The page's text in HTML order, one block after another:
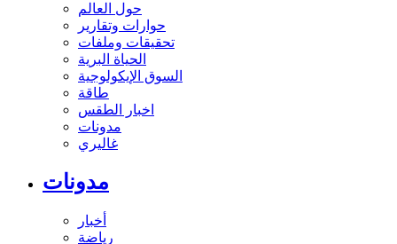
حول العالم
حوارات وتقارير
تحقيقات وملفات
الحياة البرية
السوق الإيكولوجية
طاقة
اخبار الطقس
مدونات
غاليري
مدونات
أخبار
رياضة